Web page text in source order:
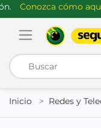
Conozca cómo aquí
Abrir menú
Inicio
Redes y